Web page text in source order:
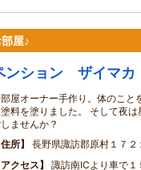
部屋♪
ンション ザイマカ
屋オーナー手作り。体のこと
料を塗りました。 そして夜
ませんか？
住所
長野県諏訪郡原村１７
アクセス
諏訪南ICより車で１